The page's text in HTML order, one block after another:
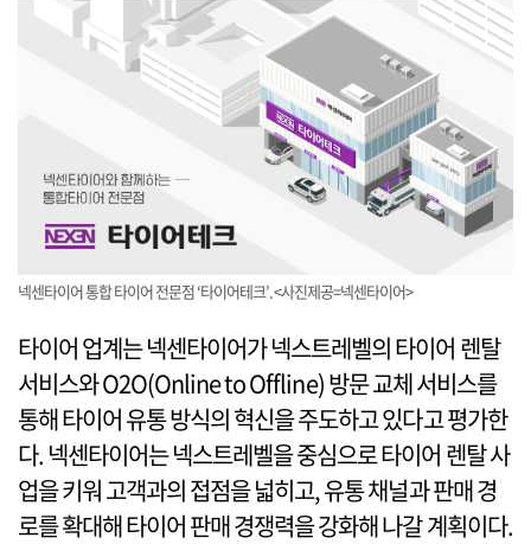
넥센타이어 통합 타이어 전문점 ‘타이어테크’.<사진제공=넥센타이어>
타이어 업계는 넥센타이어가 넥스트레벨의 타이어 렌탈
서비스와 O2O(Online to Offline) 방문 교체 서비스를
통해 타이어 유통 방식의 혁신을 주도하고 있다고 평가한
다. 넥센타이어는 넥스트레벨을 중심으로 타이어 렌탈 사
업을 키워 고객과의 접점을 넓히고, 유통 채널과 판매 경
로를 확대해 타이어 판매 경쟁력을 강화해 나갈 계획이다.